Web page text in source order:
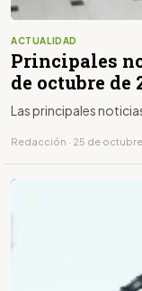
ACTUALIDAD
Principales
de octubre de
Las principales
Redacción · 25 de